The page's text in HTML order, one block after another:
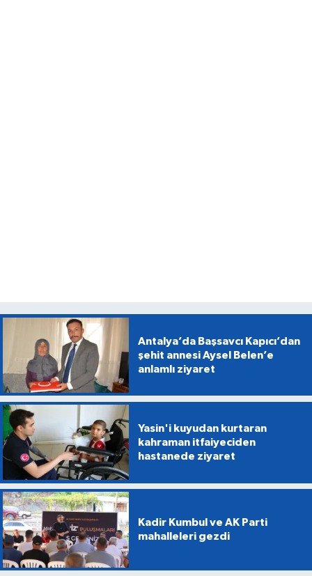
Antalya’da Başsavcı Kapıcı’dan
şehit annesi Aysel Belen’e
anlamlı ziyaret
Yasin'i kuyudan kurtaran
kahraman itfaiyeciden
hastanede ziyaret
Kadir Kumbul ve AK Parti
mahalleleri gezdi